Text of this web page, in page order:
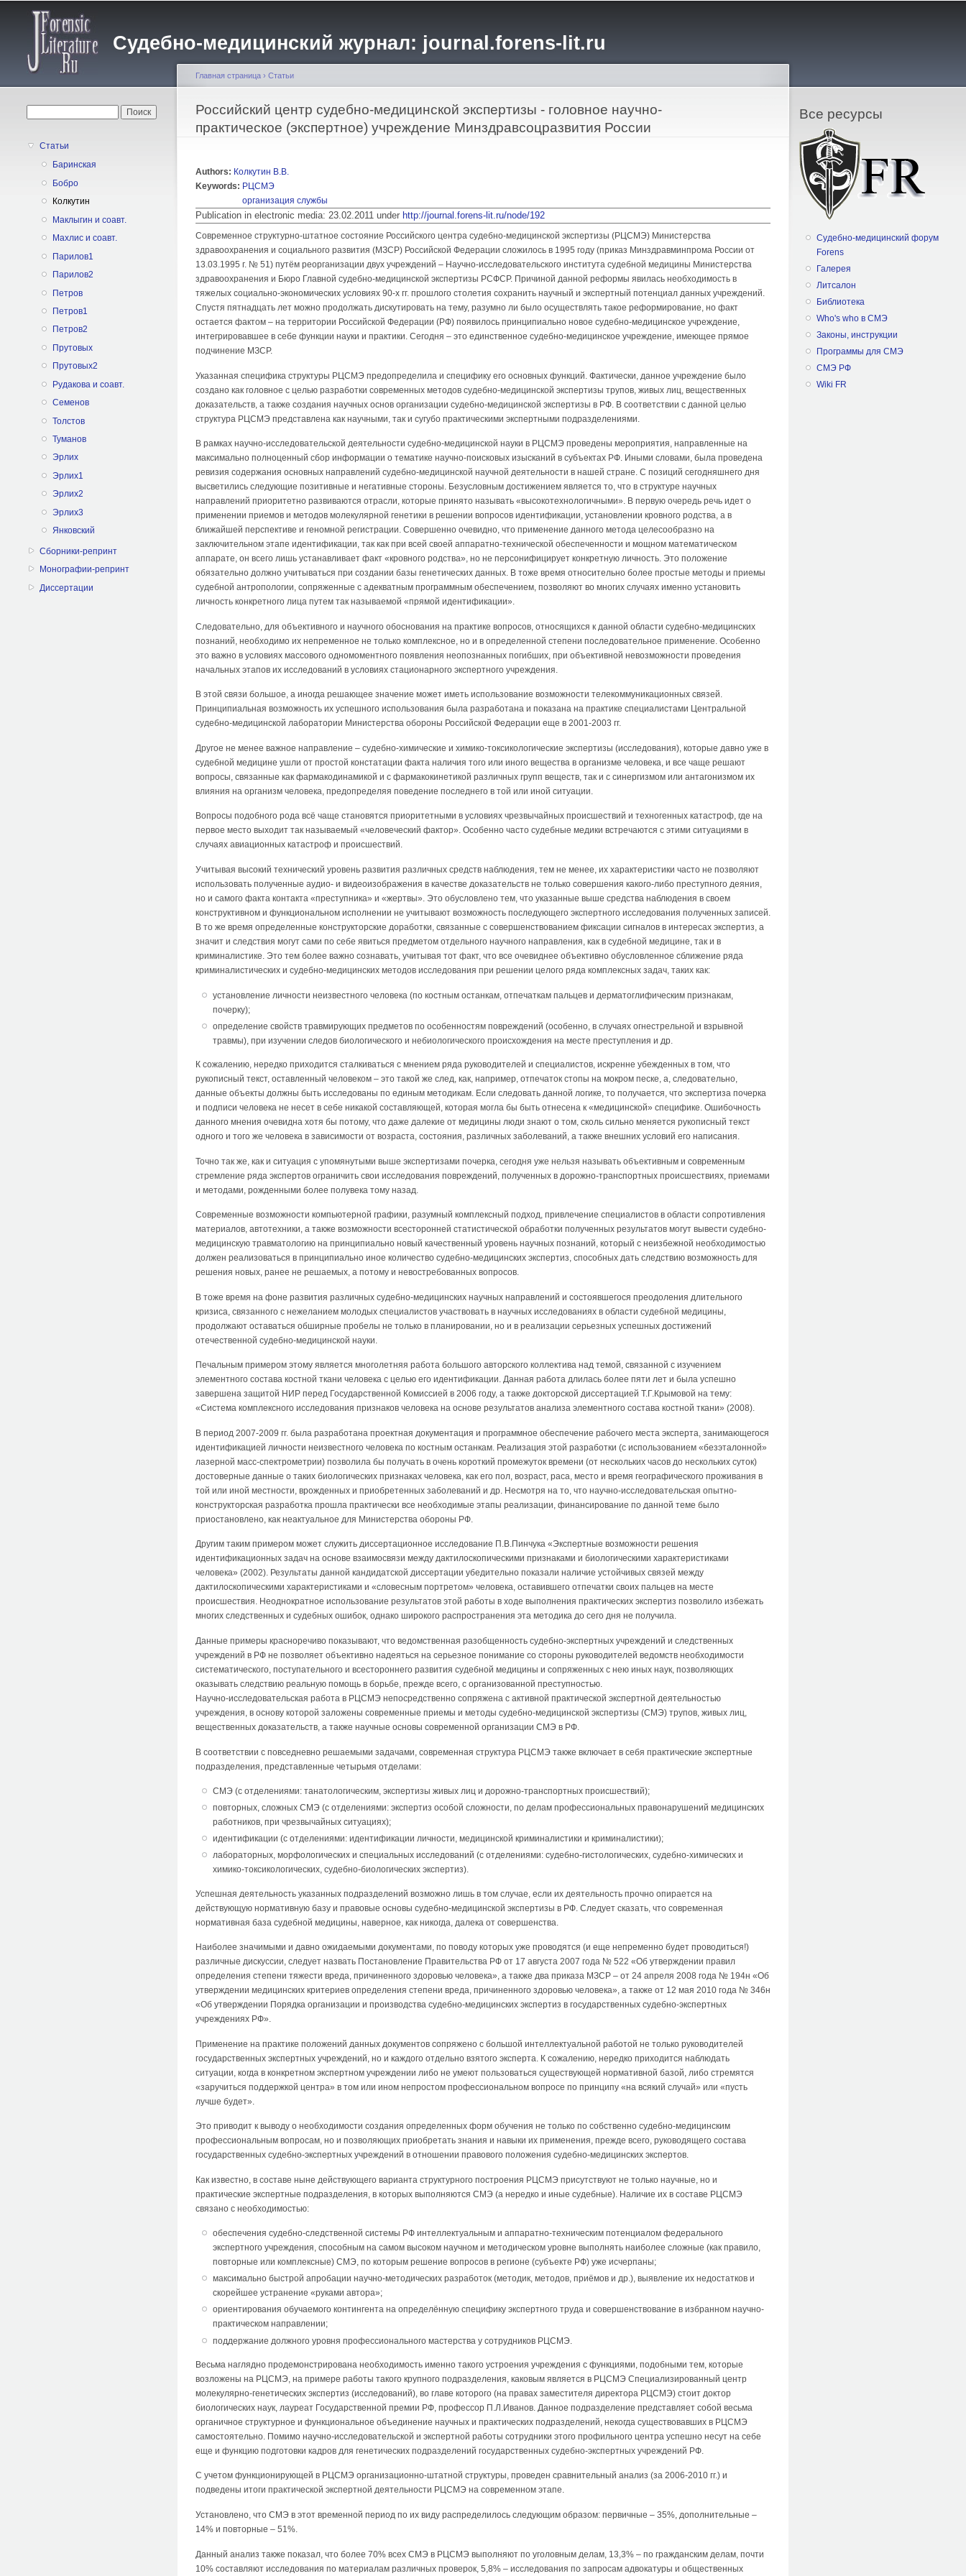
содержанию
Судебно-медицинский журнал: journal.forens-lit.ru
Статьи
Баринская
Бобро
Колкутин
Маклыгин и соавт.
Махлис и соавт.
Парилов1
Парилов2
Петров
Петров1
Петров2
Прутовых
Прутовых2
Рудакова и соавт.
Семенов
Толстов
Туманов
Эрлих
Эрлих1
Эрлих2
Эрлих3
Янковский
Сборники-репринт
Монографии-репринт
Диссертации
Вы здесь
Главная страница › Статьи
Российский центр судебно-медицинской экспертизы - головное научно-
практическое (экспертное) учреждение Минздравсоцразвития России
Authors: Колкутин В.В.
Keywords: РЦСМЭ
организация службы
Publication in electronic media: 23.02.2011 under http://journal.forens-lit.ru/node/192
Современное структурно-штатное состояние Российского центра судебно-медицинской экспертизы (РЦСМЭ) Министерства
здравоохранения и социального развития (МЗСР) Российской Федерации сложилось в 1995 году (приказ Минздравминпрома России от
13.03.1995 г. № 51) путём реорганизации двух учреждений – Научно-исследовательского института судебной медицины Министерства
здравоохранения и Бюро Главной судебно-медицинской экспертизы РСФСР. Причиной данной реформы явилась необходимость в
тяжелых социально-экономических условиях 90-х гг. прошлого столетия сохранить научный и экспертный потенциал данных учреждений.
Спустя пятнадцать лет можно продолжать дискутировать на тему, разумно ли было осуществлять такое реформирование, но факт
остается фактом – на территории Российской Федерации (РФ) появилось принципиально новое судебно-медицинское учреждение,
интегрировавшее в себе функции науки и практики. Сегодня – это единственное судебно-медицинское учреждение, имеющее прямое
подчинение МЗСР.
Указанная специфика структуры РЦСМЭ предопределила и специфику его основных функций. Фактически, данное учреждение было
создано как головное с целью разработки современных методов судебно-медицинской экспертизы трупов, живых лиц, вещественных
доказательств, а также создания научных основ организации судебно-медицинской экспертизы в РФ. В соответствии с данной целью
структура РЦСМЭ представлена как научными, так и сугубо практическими экспертными подразделениями.
В рамках научно-исследовательской деятельности судебно-медицинской науки в РЦСМЭ проведены мероприятия, направленные на
максимально полноценный сбор информации о тематике научно-поисковых изысканий в субъектах РФ. Иными словами, была проведена
ревизия содержания основных направлений судебно-медицинской научной деятельности в нашей стране. С позиций сегодняшнего дня
высветились следующие позитивные и негативные стороны. Безусловным достижением является то, что в структуре научных
направлений приоритетно развиваются отрасли, которые принято называть «высокотехнологичными». В первую очередь речь идет о
применении приемов и методов молекулярной генетики в решении вопросов идентификации, установлении кровного родства, а в
ближайшей перспективе и геномной регистрации. Совершенно очевидно, что применение данного метода целесообразно на
заключительном этапе идентификации, так как при всей своей аппаратно-технической обеспеченности и мощном математическом
аппарате, он всего лишь устанавливает факт «кровного родства», но не персонифицирует конкретную личность. Это положение
обязательно должно учитываться при создании базы генетических данных. В тоже время относительно более простые методы и приемы
судебной антропологии, сопряженные с адекватным программным обеспечением, позволяют во многих случаях именно установить
личность конкретного лица путем так называемой «прямой идентификации».
Следовательно, для объективного и научного обоснования на практике вопросов, относящихся к данной области судебно-медицинских
познаний, необходимо их непременное не только комплексное, но и в определенной степени последовательное применение. Особенно
это важно в условиях массового одномоментного появления неопознанных погибших, при объективной невозможности проведения
начальных этапов их исследований в условиях стационарного экспертного учреждения.
В этой связи большое, а иногда решающее значение может иметь использование возможности телекоммуникационных связей.
Принципиальная возможность их успешного использования была разработана и показана на практике специалистами Центральной
судебно-медицинской лаборатории Министерства обороны Российской Федерации еще в 2001-2003 гг.
Другое не менее важное направление – судебно-химические и химико-токсикологические экспертизы (исследования), которые давно уже в
судебной медицине ушли от простой констатации факта наличия того или иного вещества в организме человека, и все чаще решают
вопросы, связанные как фармакодинамикой и с фармакокинетикой различных групп веществ, так и с синергизмом или антагонизмом их
влияния на организм человека, предопределяя поведение последнего в той или иной ситуации.
Вопросы подобного рода всё чаще становятся приоритетными в условиях чрезвычайных происшествий и техногенных катастроф, где на
первое место выходит так называемый «человеческий фактор». Особенно часто судебные медики встречаются с этими ситуациями в
случаях авиационных катастроф и происшествий.
Учитывая высокий технический уровень развития различных средств наблюдения, тем не менее, их характеристики часто не позволяют
использовать полученные аудио- и видеоизображения в качестве доказательств не только совершения какого-либо преступного деяния,
но и самого факта контакта «преступника» и «жертвы». Это обусловлено тем, что указанные выше средства наблюдения в своем
конструктивном и функциональном исполнении не учитывают возможность последующего экспертного исследования полученных записей.
В то же время определенные конструкторские доработки, связанные с совершенствованием фиксации сигналов в интересах экспертиз, а
значит и следствия могут сами по себе явиться предметом отдельного научного направления, как в судебной медицине, так и в
криминалистике. Это тем более важно сознавать, учитывая тот факт, что все очевиднее объективно обусловленное сближение ряда
криминалистических и судебно-медицинских методов исследования при решении целого ряда комплексных задач, таких как:
установление личности неизвестного человека (по костным останкам, отпечаткам пальцев и дерматоглифическим признакам,
почерку);
определение свойств травмирующих предметов по особенностям повреждений (особенно, в случаях огнестрельной и взрывной
травмы), при изучении следов биологического и небиологического происхождения на месте преступления и др.
К сожалению, нередко приходится сталкиваться с мнением ряда руководителей и специалистов, искренне убежденных в том, что
рукописный текст, оставленный человеком – это такой же след, как, например, отпечаток стопы на мокром песке, а, следовательно,
данные объекты должны быть исследованы по единым методикам. Если следовать данной логике, то получается, что экспертиза почерка
и подписи человека не несет в себе никакой составляющей, которая могла бы быть отнесена к «медицинской» специфике. Ошибочность
данного мнения очевидна хотя бы потому, что даже далекие от медицины люди знают о том, сколь сильно меняется рукописный текст
одного и того же человека в зависимости от возраста, состояния, различных заболеваний, а также внешних условий его написания.
Точно так же, как и ситуация с упомянутыми выше экспертизами почерка, сегодня уже нельзя называть объективным и современным
стремление ряда экспертов ограничить свои исследования повреждений, полученных в дорожно-транспортных происшествиях, приемами
и методами, рожденными более полувека тому назад.
Современные возможности компьютерной графики, разумный комплексный подход, привлечение специалистов в области сопротивления
материалов, автотехники, а также возможности всесторонней статистической обработки полученных результатов могут вывести судебно-
медицинскую травматологию на принципиально новый качественный уровень научных познаний, который с неизбежной необходимостью
должен реализоваться в принципиально иное количество судебно-медицинских экспертиз, способных дать следствию возможность для
решения новых, ранее не решаемых, а потому и невостребованных вопросов.
В тоже время на фоне развития различных судебно-медицинских научных направлений и состоявшегося преодоления длительного
кризиса, связанного с нежеланием молодых специалистов участвовать в научных исследованиях в области судебной медицины,
продолжают оставаться обширные пробелы не только в планировании, но и в реализации серьезных успешных достижений
отечественной судебно-медицинской науки.
Печальным примером этому является многолетняя работа большого авторского коллектива над темой, связанной с изучением
элементного состава костной ткани человека с целью его идентификации. Данная работа длилась более пяти лет и была успешно
завершена защитой НИР перед Государственной Комиссией в 2006 году, а также докторской диссертацией Т.Г.Крымовой на тему:
«Система комплексного исследования признаков человека на основе результатов анализа элементного состава костной ткани» (2008).
В период 2007-2009 гг. была разработана проектная документация и программное обеспечение рабочего места эксперта, занимающегося
идентификацией личности неизвестного человека по костным останкам. Реализация этой разработки (с использованием «безэталонной»
лазерной масс-спектрометрии) позволила бы получать в очень короткий промежуток времени (от нескольких часов до нескольких суток)
достоверные данные о таких биологических признаках человека, как его пол, возраст, раса, место и время географического проживания в
той или иной местности, врожденных и приобретенных заболеваний и др. Несмотря на то, что научно-исследовательская опытно-
конструкторская разработка прошла практически все необходимые этапы реализации, финансирование по данной теме было
приостановлено, как неактуальное для Министерства обороны РФ.
Другим таким примером может служить диссертационное исследование П.В.Пинчука «Экспертные возможности решения
идентификационных задач на основе взаимосвязи между дактилоскопическими признаками и биологическими характеристиками
человека» (2002). Результаты данной кандидатской диссертации убедительно показали наличие устойчивых связей между
дактилоскопическими характеристиками и «словесным портретом» человека, оставившего отпечатки своих пальцев на месте
происшествия. Неоднократное использование результатов этой работы в ходе выполнения практических экспертиз позволило избежать
многих следственных и судебных ошибок, однако широкого распространения эта методика до сего дня не получила.
Данные примеры красноречиво показывают, что ведомственная разобщенность судебно-экспертных учреждений и следственных
учреждений в РФ не позволяет объективно надеяться на серьезное понимание со стороны руководителей ведомств необходимости
систематического, поступательного и всестороннего развития судебной медицины и сопряженных с нею иных наук, позволяющих
оказывать следствию реальную помощь в борьбе, прежде всего, с организованной преступностью.
Научно-исследовательская работа в РЦСМЭ непосредственно сопряжена с активной практической экспертной деятельностью
учреждения, в основу которой заложены современные приемы и методы судебно-медицинской экспертизы (СМЭ) трупов, живых лиц,
вещественных доказательств, а также научные основы современной организации СМЭ в РФ.
В соответствии с повседневно решаемыми задачами, современная структура РЦСМЭ также включает в себя практические экспертные
подразделения, представленные четырьмя отделами:
СМЭ (с отделениями: танатологическим, экспертизы живых лиц и дорожно-транспортных происшествий);
повторных, сложных СМЭ (с отделениями: экспертиз особой сложности, по делам профессиональных правонарушений медицинских
работников, при чрезвычайных ситуациях);
идентификации (с отделениями: идентификации личности, медицинской криминалистики и криминалистики);
лабораторных, морфологических и специальных исследований (с отделениями: судебно-гистологических, судебно-химических и
химико-токсикологических, судебно-биологических экспертиз).
Успешная деятельность указанных подразделений возможно лишь в том случае, если их деятельность прочно опирается на
действующую нормативную базу и правовые основы судебно-медицинской экспертизы в РФ. Следует сказать, что современная
нормативная база судебной медицины, наверное, как никогда, далека от совершенства.
Наиболее значимыми и давно ожидаемыми документами, по поводу которых уже проводятся (и еще непременно будет проводиться!)
различные дискуссии, следует назвать Постановление Правительства РФ от 17 августа 2007 года № 522 «Об утверждении правил
определения степени тяжести вреда, причиненного здоровью человека», а также два приказа МЗСР – от 24 апреля 2008 года № 194н «Об
утверждении медицинских критериев определения степени вреда, причиненного здоровью человека», а также от 12 мая 2010 года № 346н
«Об утверждении Порядка организации и производства судебно-медицинских экспертиз в государственных судебно-экспертных
учреждениях РФ».
Применение на практике положений данных документов сопряжено с большой интеллектуальной работой не только руководителей
государственных экспертных учреждений, но и каждого отдельно взятого эксперта. К сожалению, нередко приходится наблюдать
ситуации, когда в конкретном экспертном учреждении либо не умеют пользоваться существующей нормативной базой, либо стремятся
«заручиться поддержкой центра» в том или ином непростом профессиональном вопросе по принципу «на всякий случай» или «пусть
лучше будет».
Это приводит к выводу о необходимости создания определенных форм обучения не только по собственно судебно-медицинским
профессиональным вопросам, но и позволяющих приобретать знания и навыки их применения, прежде всего, руководящего состава
государственных судебно-экспертных учреждений в отношении правового положения судебно-медицинских экспертов.
Как известно, в составе ныне действующего варианта структурного построения РЦСМЭ присутствуют не только научные, но и
практические экспертные подразделения, в которых выполняются СМЭ (а нередко и иные судебные). Наличие их в составе РЦСМЭ
связано с необходимостью:
обеспечения судебно-следственной системы РФ интеллектуальным и аппаратно-техническим потенциалом федерального
экспертного учреждения, способным на самом высоком научном и методическом уровне выполнять наиболее сложные (как правило,
повторные или комплексные) СМЭ, по которым решение вопросов в регионе (субъекте РФ) уже исчерпаны;
максимально быстрой апробации научно-методических разработок (методик, методов, приёмов и др.), выявление их недостатков и
скорейшее устранение «руками автора»;
ориентирования обучаемого контингента на определённую специфику экспертного труда и совершенствование в избранном научно-
практическом направлении;
поддержание должного уровня профессионального мастерства у сотрудников РЦСМЭ.
Весьма наглядно продемонстрирована необходимость именно такого устроения учреждения с функциями, подобными тем, которые
возложены на РЦСМЭ, на примере работы такого крупного подразделения, каковым является в РЦСМЭ Специализированный центр
молекулярно-генетических экспертиз (исследований), во главе которого (на правах заместителя директора РЦСМЭ) стоит доктор
биологических наук, лауреат Государственной премии РФ, профессор П.Л.Иванов. Данное подразделение представляет собой весьма
органичное структурное и функциональное объединение научных и практических подразделений, некогда существовавших в РЦСМЭ
самостоятельно. Помимо научно-исследовательской и экспертной работы сотрудники этого профильного центра успешно несут на себе
еще и функцию подготовки кадров для генетических подразделений государственных судебно-экспертных учреждений РФ.
С учетом функционирующей в РЦСМЭ организационно-штатной структуры, проведен сравнительный анализ (за 2006-2010 гг.) и
подведены итоги практической экспертной деятельности РЦСМЭ на современном этапе.
Установлено, что СМЭ в этот временной период по их виду распределилось следующим образом: первичные – 35%, дополнительные –
14% и повторные – 51%.
Данный анализ также показал, что более 70% всех СМЭ в РЦСМЭ выполняют по уголовным делам, 13,3% – по гражданским делам, почти
10% составляют исследования по материалам различных проверок, 5,8% – исследования по запросам адвокатуры и общественных
Все ресурсы
Судебно-медицинский форум
Forens
Галерея
Литсалон
Библиотека
Who's who в СМЭ
Законы, инструкции
Программы для СМЭ
СМЭ РФ
Wiki FR